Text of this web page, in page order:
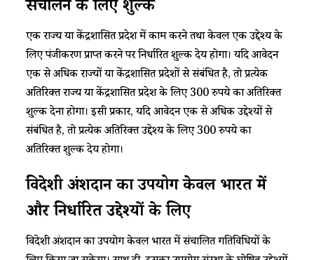
संचालन के लिए शुल्क
एक राज्य या केंद्रशासित प्रदेश में काम करने तथा केवल एक उद्देश्य के
लिए पंजीकरण प्राप्त करने पर निर्धारित शुल्क देय होगा। यदि आवेदन
एक से अधिक राज्यों या केंद्रशासित प्रदेशों से संबंधित है, तो प्रत्येक
अतिरिक्त राज्य या केंद्रशासित प्रदेश के लिए 300 रुपये का अतिरिक्त
शुल्क देना होगा। इसी प्रकार, यदि आवेदन एक से अधिक उद्देश्यों से
संबंधित है, तो प्रत्येक अतिरिक्त उद्देश्य के लिए 300 रुपये का
अतिरिक्त शुल्क देय होगा।
विदेशी अंशदान का उपयोग केवल भारत में
और निर्धारित उद्देश्यों के लिए
विदेशी अंशदान का उपयोग केवल भारत में संचालित गतिविधियों के